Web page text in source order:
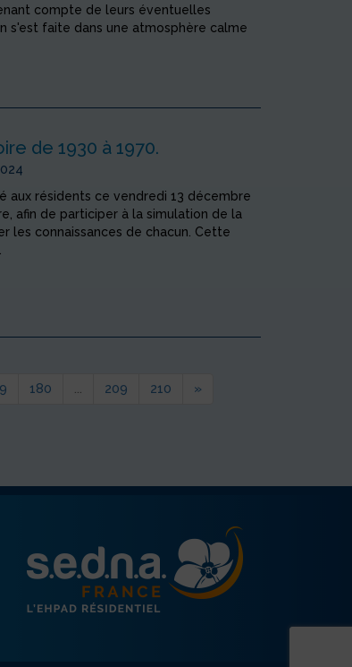
compte de leurs éventuelles
s'est faite dans une atmosphère calme
de 1930 à 1970.
aux résidents ce vendredi 13 décembre
afin de participer à la simulation de la
les connaissances de chacun. Cette
180 ... 209 210 »